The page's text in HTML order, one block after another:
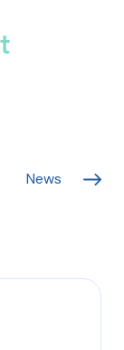
News